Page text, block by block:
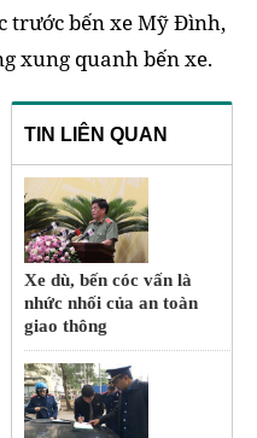
trước bến xe Mỹ Đình,
xung quanh bến xe.
TIN LIÊN QUAN
Xe dù, bến cóc vấn là
nhức nhối của an toàn
giao thông